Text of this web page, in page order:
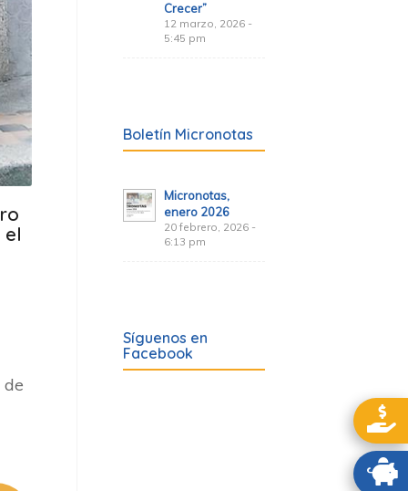
el
de
Crecer”
12 marzo, 2026 -
5:45 pm
Boletín Micronotas
Micronotas,
enero 2026
20 febrero, 2026 -
6:13 pm
Síguenos en
Facebook